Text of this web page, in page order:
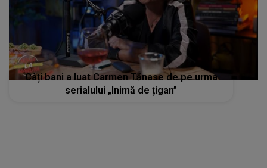
Câți bani a luat Carmen Tănase de pe urma
serialului „Inimă de țigan”